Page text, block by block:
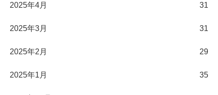
2025年4月 31
2025年3月 31
2025年2月 29
2025年1月 35